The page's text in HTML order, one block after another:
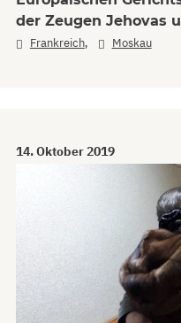
der Zeugen Jehovas
Frankreich, Moskau
14. Oktober 2019